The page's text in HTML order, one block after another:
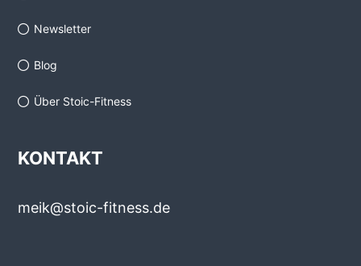
Newsletter
Blog
Über Stoic-Fitness
KONTAKT
meik@stoic-fitness.de